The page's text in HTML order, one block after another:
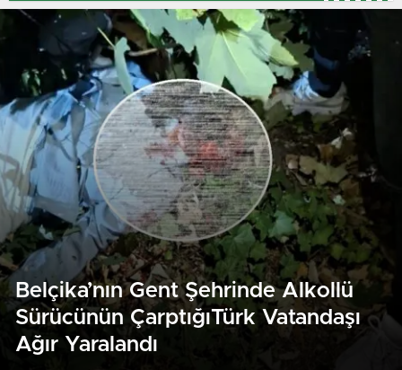
Belçika’nın Gent Şehrinde Alkollü
Sürücünün ÇarptığıTürk Vatandaşı
Ağır Yaralandı